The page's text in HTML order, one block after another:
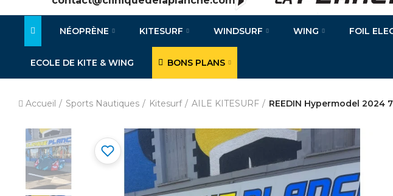
NÉOPRÈNE KITESURF WINDSURF WING FOIL
ECOLE DE KITE & WING BONS PLANS
Accueil Sports Nautiques Kitesurf AILE KITESURF REEDIN Hypermodel 2024